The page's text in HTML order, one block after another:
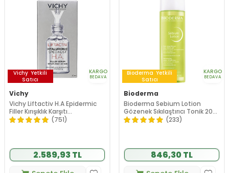
Vichy Yetkili
Satıcı
KARGO
BEDAVA
Vichy
Vichy Liftactiv H.A Epidermic
Filler Kırışıklık Karşıtı
Dolgunlaştırıcı Serum 30 ml
(751)
2.589,93 TL
Bioderma Yetkili
Satıcı
KARGO
BEDAVA
Bioderma
Bioderma Sebium Lotion
Gözenek Sıkılaştırıcı Tonik 200
ml
(233)
846,30 TL